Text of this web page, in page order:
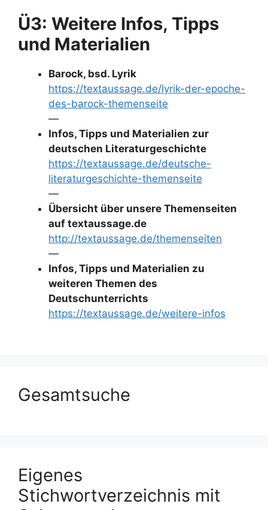
Ü3: Weitere Infos, Tipps
und Materialien
Barock, bsd. Lyrik
https://textaussage.de/lyrik-der-epoche-
des-barock-themenseite
—
Infos, Tipps und Materialien zur
deutschen Literaturgeschichte
https://textaussage.de/deutsche-
literaturgeschichte-themenseite
—
Übersicht über unsere Themenseiten
auf textaussage.de
http://textaussage.de/themenseiten
—
Infos, Tipps und Materialien zu
weiteren Themen des
Deutschunterrichts
https://textaussage.de/weitere-infos
Gesamtsuche
Eigenes
Stichwortverzeichnis mit